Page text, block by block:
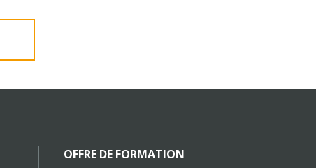
OFFRE DE FORMATION